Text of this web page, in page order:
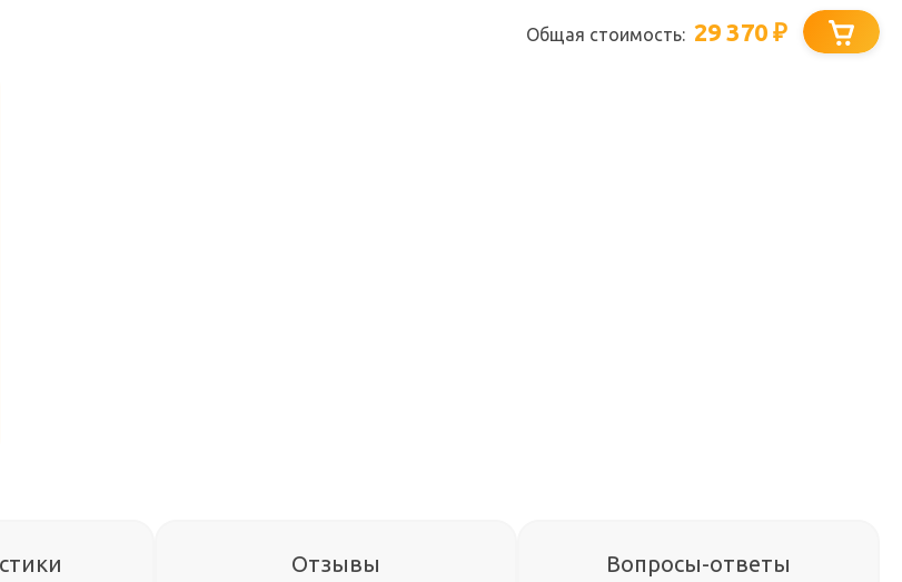
Общая стоимость: 29 370₽
Отзывы Вопросы-ответы